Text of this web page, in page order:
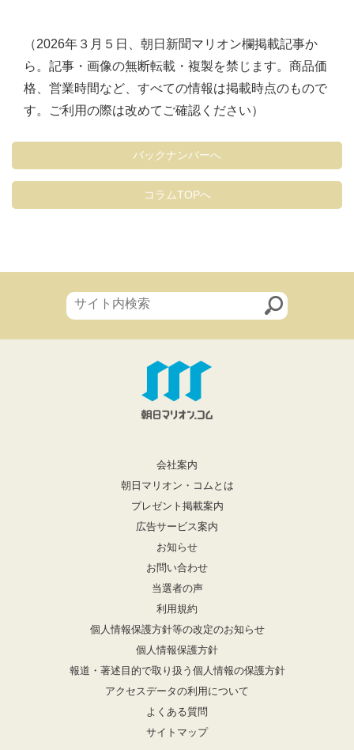
（2026年３月５日、朝日新聞マリオン欄掲載記事か
ら。記事・画像の無断転載・複製を禁じます。商品価
格、営業時間など、すべての情報は掲載時点のもので
す。ご利用の際は改めてご確認ください）
バックナンバーへ
コラムTOPへ
会社案内
朝日マリオン・コムとは
プレゼント掲載案内
広告サービス案内
お知らせ
お問い合わせ
当選者の声
利用規約
個人情報保護方針等の改定のお知らせ
個人情報保護方針
報道・著述目的で取り扱う個人情報の保護方針
アクセスデータの利用について
よくある質問
サイトマップ